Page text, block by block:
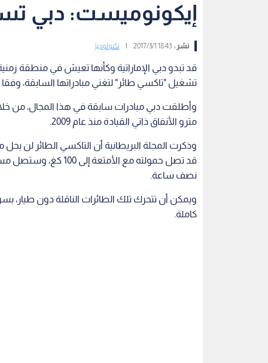
إيكونوميست: دبي تسبق
نشر :18:43 2017/3/1 تكنولوجيا
تشغيل "تاكسي طائر" لتغني مبادراتها السابقة،
وأطلقت دبي مبادرات سابقة في هذا المجال، من
مترو الأنفاق ذاتي القيادة منذ عام 2009.
وذكرت المجلة البريطانية أن التاكسي الطائر لن
نصف ساعة.
كاملة.